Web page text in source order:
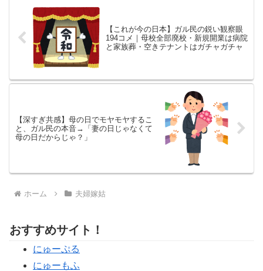
【これが今の日本】ガル民の鋭い観察眼
194コメ｜母校全部廃校・新規開業は病院
と家族葬・空きテナントはガチャガチャ
【深すぎ共感】母の日でモヤモヤするこ
と、ガル民の本音→「妻の日じゃなくて
母の日だからじゃ？」
ホーム 夫婦嫁姑
おすすめサイト！
にゅーぷる
にゅーもふ